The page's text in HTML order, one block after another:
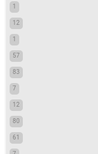
1
12
1
57
83
7
12
80
61